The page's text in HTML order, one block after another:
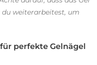
weiterarbeitest, um
für perfekte Gelnägel